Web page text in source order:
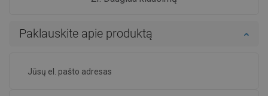
Paklauskite apie produktą